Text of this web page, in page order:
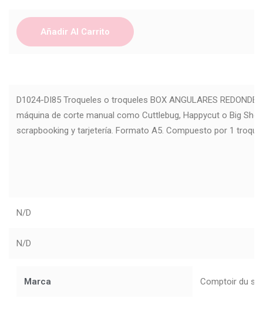
Añadir Al Carrito
D1024-DI85Troqueles o troqueles BOX ANGULARES
máquina de corte manual como Cuttlebug, Happycut o Big
scrapbooking y tarjetería. Formato A5. Compuesto por 1
N/D
N/D
Marca Comptoir du